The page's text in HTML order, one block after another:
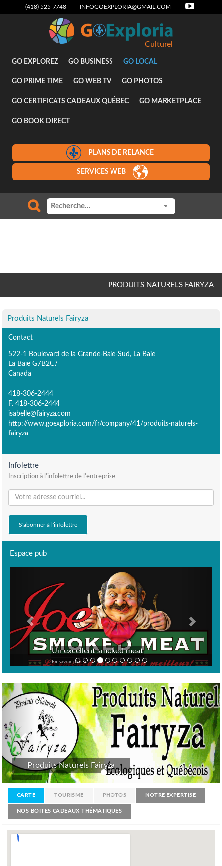
(418) 525-7748 INFOGOEXPLORIA@GMAIL.COM
Culturel
GO EXPLOREZ GO BUSINESS GO LOCAL
GO PRIME TIME GO WEB TV GO PHOTOS
GO CERTIFICATS CADEAUX QUÉBEC GO MARKETPLACE
GO BOOK DIRECT
PLANS DE RELANCE
SERVICES WEB
PRODUITS NATURELS FAIRYZA
Produits Naturels Fairyza
Contact
522-1 Boulevard de la Grande-Baie-Sud, La Baie
La Baie G7B2C7
Canada
418-306-2444
F. 418-306-2444
isabelle@fairyza.com
http://www.goexploria.com/fr/company/41/produits-naturels-
fairyza
Infolettre
Inscription à l'infolettre de l'entreprise
Espace pub
Un excellent smoked meat
En savoir plus >
Produits Naturels Fairyza
Previous
CARTE TOURISME PHOTOS NOTRE EXPERTISE
NOS BOITES CADEAUX THÉMATIQUES